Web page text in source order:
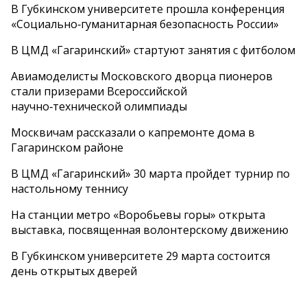
В Губкинском университете прошла конференция
«Социально‑гуманитарная безопасность России»
В ЦМД «Гагаринский» стартуют занятия с фитболом
Авиамоделисты Московского дворца пионеров
стали призерами Всероссийской
научно‑технической олимпиады
Москвичам рассказали о капремонте дома в
Гагаринском районе
В ЦМД «Гагаринский» 30 марта пройдет турнир по
настольному теннису
На станции метро «Воробьевы горы» открыта
выставка, посвященная волонтерскому движению
В Губкинском университете 29 марта состоится
день открытых дверей